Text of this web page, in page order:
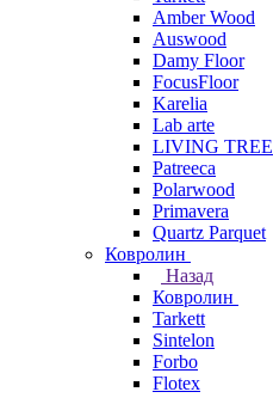
Amber Wood
Auswood
Damy Floor
FocusFloor
Karelia
Lab arte
LIVING TREE
Patreeca
Polarwood
Primavera
Quartz Parquet
Ковролин
Назад
Ковролин
Tarkett
Sintelon
Forbo
Flotex